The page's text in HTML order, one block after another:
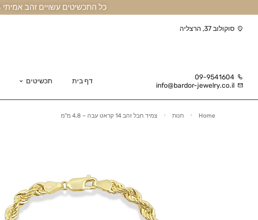
כל התכשיטים עשויים זהב אמיתי 14 קראט או יותר, ומגיעים בליווי תעודה, אריזה מהודרת, ומשלוח חינם עד הבית
סוקולוב 37, הרצליה
09-9541604
info@bardor-jewelry.co.il
דף בית תכשיטים
Home חנות צמיד חבל זהב 14 קראט עבה – 4.8 מ"מ